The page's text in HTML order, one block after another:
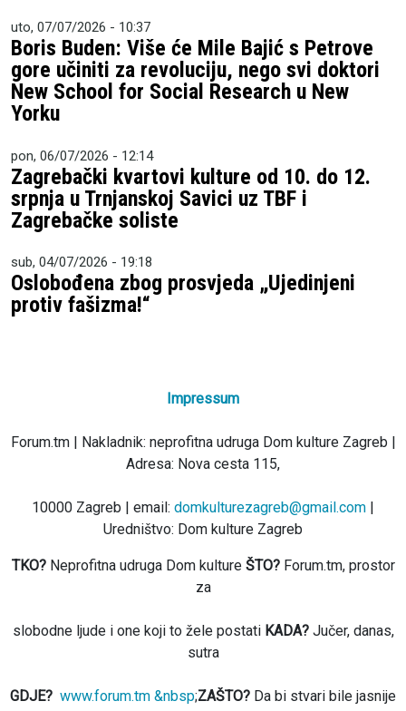
uto, 07/07/2026 - 10:37
Boris Buden: Više će Mile Bajić s Petrove
gore učiniti za revoluciju, nego svi doktori
New School for Social Research u New
Yorku
pon, 06/07/2026 - 12:14
Zagrebački kvartovi kulture od 10. do 12.
srpnja u Trnjanskoj Savici uz TBF i
Zagrebačke soliste
sub, 04/07/2026 - 19:18
Oslobođena zbog prosvjeda „Ujedinjeni
protiv fašizma!“
Impressum
Forum.tm | Nakladnik: neprofitna udruga Dom kulture Zagreb |
Adresa: Nova cesta 115,
10000 Zagreb | email: domkulturezagreb@gmail.com |
Uredništvo: Dom kulture Zagreb
TKO?Neprofitna udruga Dom kulture ŠTO?Forum.tm, prostor
za
slobodne ljude i one koji to žele postati KADA?Jučer, danas,
sutra
GDJE? www.forum.tm &nbsp;ZAŠTO? Da bi stvari bile jasnije